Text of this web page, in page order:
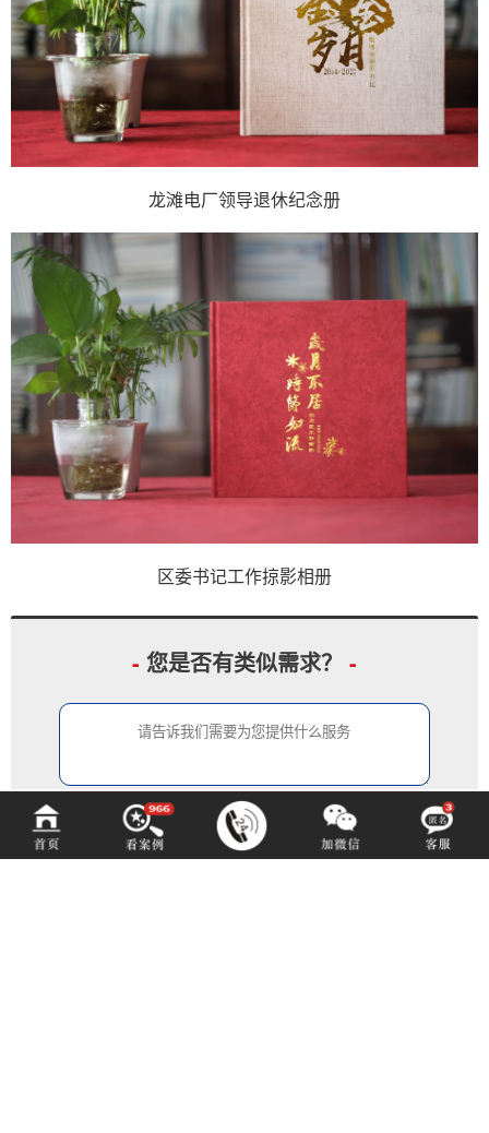
龙滩电厂领导退休纪念册
区委书记工作掠影相册
- 您是否有类似需求？ -